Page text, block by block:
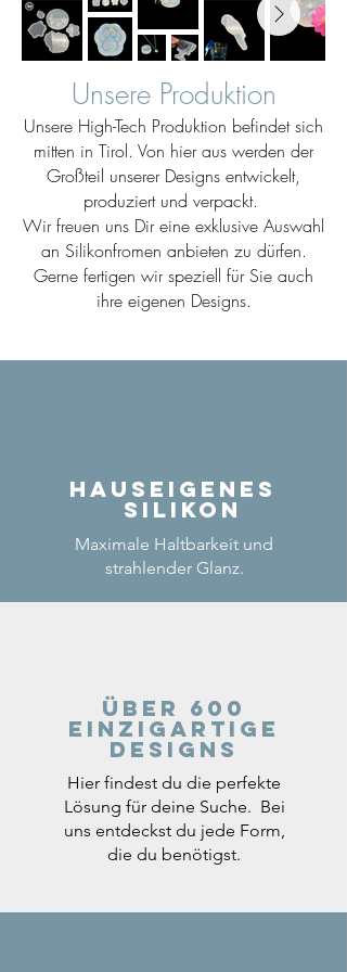
Unsere Produktion
Unsere High-Tech Produktion befindet sich
mitten in Tirol. Von hier aus werden der
Großteil unserer Designs entwickelt,
produziert und verpackt.
Wir freuen uns Dir eine exklusive Auswahl
an Silikonfromen anbieten zu dürfen.
Gerne fertigen wir speziell für Sie auch
ihre eigenen Designs.
Hauseigenes
Silikon
Maximale Haltbarkeit und
strahlender Glanz.
Über 600
einzigartige
Designs
Hier findest du die perfekte
Lösung für deine Suche. Bei
uns entdeckst du jede Form,
die du benötigst.